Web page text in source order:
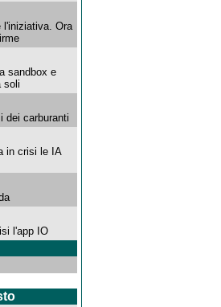
l'iniziativa. Ora
sandbox e
soli
dei carburanti
in crisi le IA
l'app IO